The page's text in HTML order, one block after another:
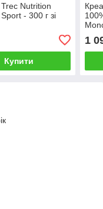
Nutrition
- 300 г зі
Купити
1